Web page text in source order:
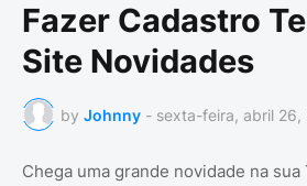
Fazer Cadastro
Site Novidades
by Johnny - sexta-feira, abril 26,
Chega uma grande novidade na